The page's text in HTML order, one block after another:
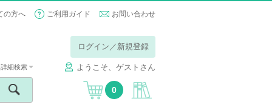
の方へ ご利用ガイド お問い合わせ
ログイン／新規登録
ようこそ、ゲストさん
詳細検索
0